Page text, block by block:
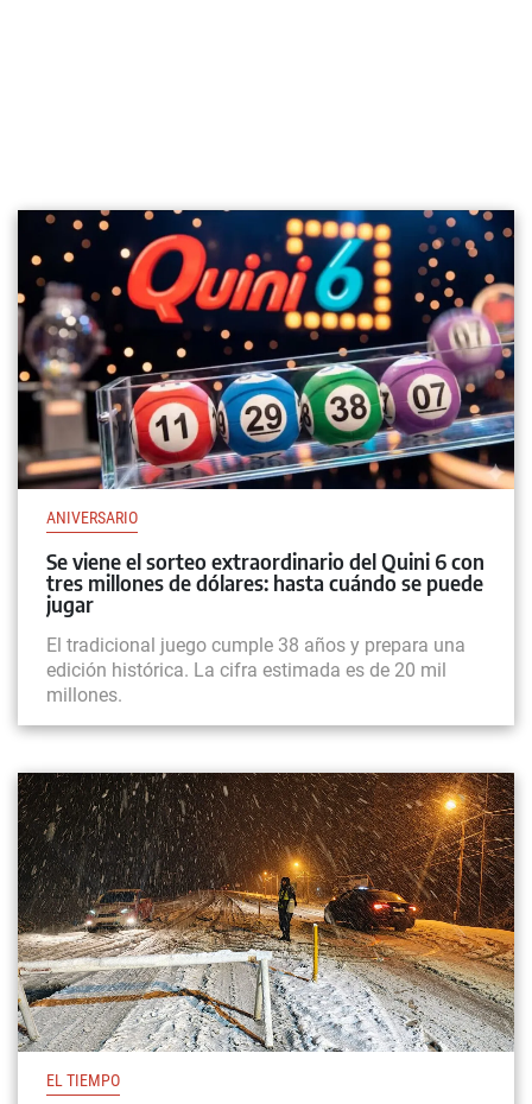
ANIVERSARIO
Se viene el sorteo extraordinario del Quini 6 con
tres millones de dólares: hasta cuándo se puede
jugar
El tradicional juego cumple 38 años y prepara una
edición histórica. La cifra estimada es de 20 mil
millones.
EL TIEMPO